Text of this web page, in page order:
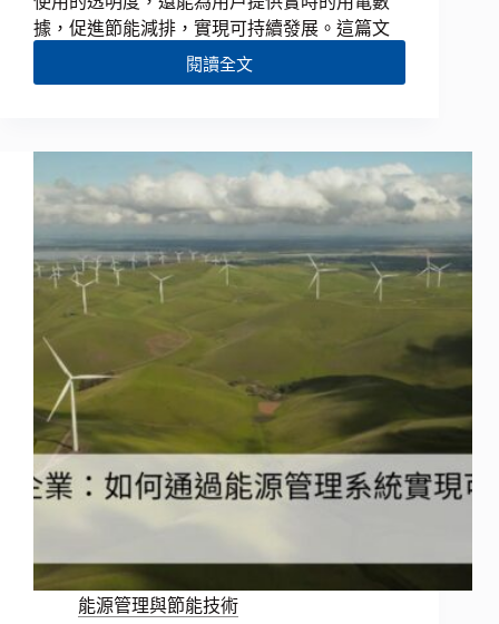
據，促進節能減排，實現可持續發展。這篇文
閱讀全文
能源管理與節能技術